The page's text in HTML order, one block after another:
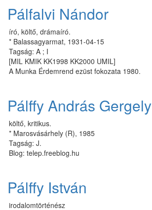
Pálfalvi Nándor
író, költő, drámaíró.
* Balassagyarmat, 1931-04-15
Tagság: A ; I
[MIL KMIK KK1998 KK2000 UMIL]
A Munka Érdemrend ezüst fokozata 1980.
Pálffy András Gergely
költő, kritikus.
* Marosvásárhely (R), 1985
Tagság: J.
Blog: telep.freeblog.hu
Pálffy István
irodalomtörténész